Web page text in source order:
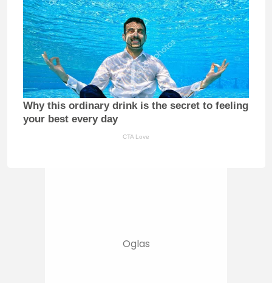
Why this ordinary drink is the secret to feeling
your best every day
CTA Love